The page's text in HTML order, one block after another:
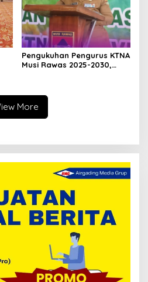
Pengukuhan Pengurus KTNA
Musi Rawas 2025-2030,
More